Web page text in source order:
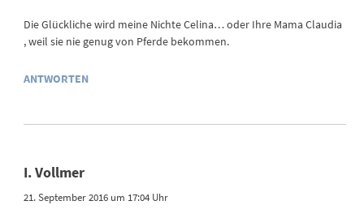
Die Glückliche wird meine Nichte Celina… oder Ihre Mama Claudia
, weil sie nie genug von Pferde bekommen.
ANTWORTEN
I. Vollmer
21. September 2016 um 17:04 Uhr